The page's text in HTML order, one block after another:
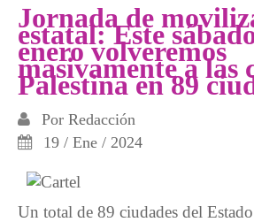
Jornada de
estatal: Este
enero volveremos
masivamente a las
Palestina en 89
Por Redacción
19 / Ene / 2024
Un total de 89 ciudades del